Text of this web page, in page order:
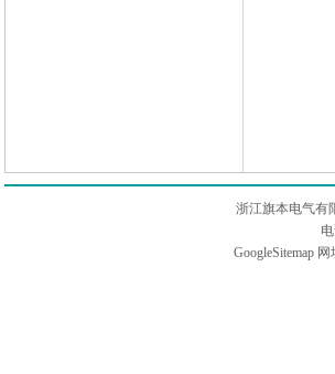
浙江旗本电气有
GoogleSitemap 网